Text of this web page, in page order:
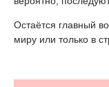
Остаётся главный
миру или только в